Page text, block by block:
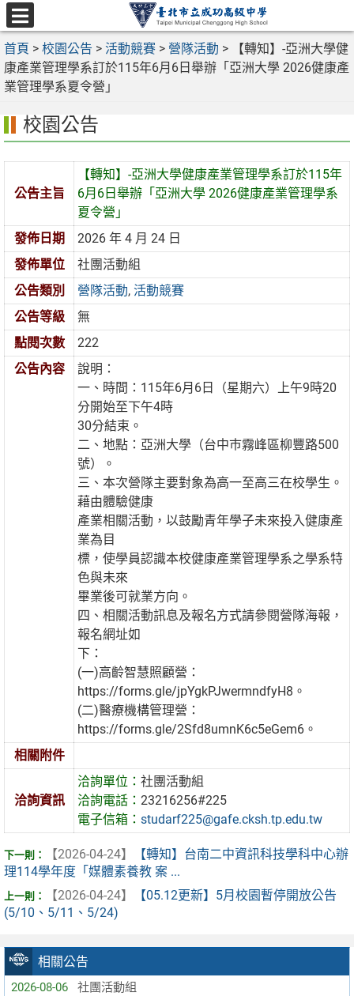
跳
至
主
要
內
選
單
首頁 > 校園公告 > 活動競賽 > 營隊活動 >
【轉知】-亞洲大學健
康產業管理學系訂於115年6月6日舉辦「亞洲大學 2026健康產
業管理學系夏令營」
相關公告
2026-08-06 社團活動組
校園公告
公告主旨
【轉知】-亞洲大學健康產業管理學系訂於115年
6月6日舉辦「亞洲大學 2026健康產業管理學系
夏令營」
發佈日期
2026 年 4 月 24 日
發佈單位
社團活動組
公告類別
營隊活動,活動競賽
公告等級
無
點閱次數
222
公告內容
說明：
一、時間：115年6月6日（星期六）上午9時20
分開始至下午4時
30分結束。
二、地點：亞洲大學（台中巿霧峰區柳豐路500
號）。
三、本次營隊主要對象為高一至高三在校學生。
藉由體驗健康
產業相關活動，以鼓勵青年學子未來投入健康產
業為目
標，使學員認識本校健康產業管理學系之學系特
色與未來
畢業後可就業方向。
四、相關活動訊息及報名方式請參閱營隊海報，
報名網址如
下：
(一)高齡智慧照顧營：
https://forms.gle/jpYgkPJwermndfyH8。
(二)醫療機構管理營：
https://forms.gle/2Sfd8umnK6c5eGem6。
相關附件
洽詢資訊
洽詢單位：社團活動組
洽詢電話：23216256#225
電子信箱：studarf225@gafe.cksh.tp.edu.tw
【2026-04-24】
【轉知】台南二中資訊科技學科中心辦
理114學年度「媒體素養教 案 ...
【2026-04-24】
【05.12更新】5月校園暫停開放公告
(5/10、5/11、5/24)